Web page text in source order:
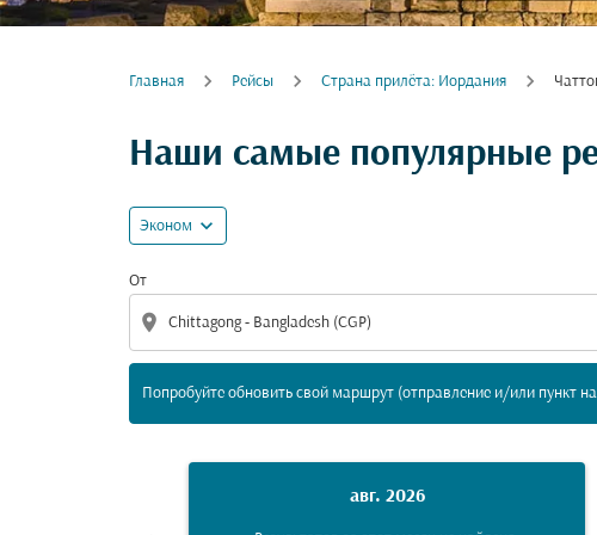
Главная Рейсы Cтрана прилёта: Иордания
Наши самые популярные
Эконом expand_more
От
location_on
Попробуйте обновить свой маршрут (отправление и/или пункт
Попробуйте обновить свой маршрут
авг. 2026